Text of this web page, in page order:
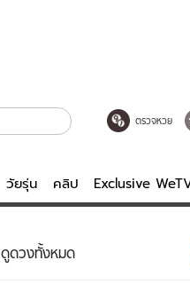
ตรวจหวย
วัยรุ่น คลิป Exclusive
ดูดวงทั้งหมด